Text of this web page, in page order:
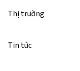
Thị trường
Tin tức